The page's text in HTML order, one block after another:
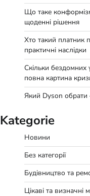
Що таке
щоденні рішення
Хто такий платник
практичні наслідки
Скільки
повна картина
Який Dyson обрати
Kategorie
Новини
Без категорії
Будівництво та
Цікаві та визначні